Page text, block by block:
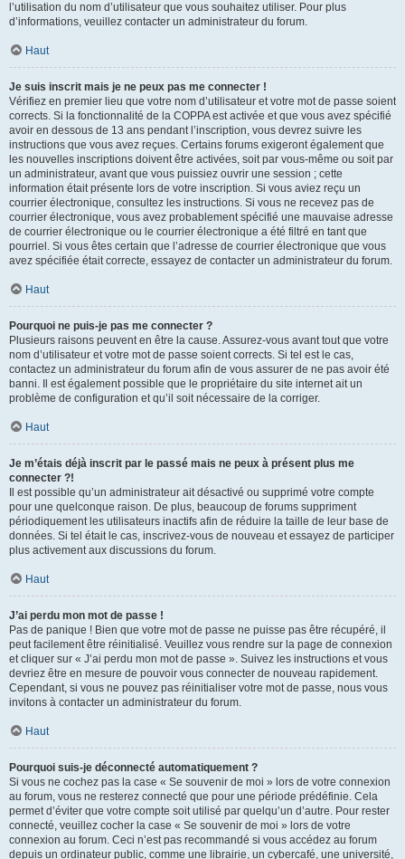
l’utilisation du nom d’utilisateur que vous souhaitez utiliser. Pour plus
d’informations, veuillez contacter un administrateur du forum.
Haut
Je suis inscrit mais je ne peux pas me connecter !
Vérifiez en premier lieu que votre nom d’utilisateur et votre mot de passe soient
corrects. Si la fonctionnalité de la COPPA est activée et que vous avez spécifié
avoir en dessous de 13 ans pendant l’inscription, vous devrez suivre les
instructions que vous avez reçues. Certains forums exigeront également que
les nouvelles inscriptions doivent être activées, soit par vous-même ou soit par
un administrateur, avant que vous puissiez ouvrir une session ; cette
information était présente lors de votre inscription. Si vous aviez reçu un
courrier électronique, consultez les instructions. Si vous ne recevez pas de
courrier électronique, vous avez probablement spécifié une mauvaise adresse
de courrier électronique ou le courrier électronique a été filtré en tant que
pourriel. Si vous êtes certain que l’adresse de courrier électronique que vous
avez spécifiée était correcte, essayez de contacter un administrateur du forum.
Haut
Pourquoi ne puis-je pas me connecter ?
Plusieurs raisons peuvent en être la cause. Assurez-vous avant tout que votre
nom d’utilisateur et votre mot de passe soient corrects. Si tel est le cas,
contactez un administrateur du forum afin de vous assurer de ne pas avoir été
banni. Il est également possible que le propriétaire du site internet ait un
problème de configuration et qu’il soit nécessaire de la corriger.
Haut
Je m’étais déjà inscrit par le passé mais ne peux à présent plus me
connecter ?!
Il est possible qu’un administrateur ait désactivé ou supprimé votre compte
pour une quelconque raison. De plus, beaucoup de forums suppriment
périodiquement les utilisateurs inactifs afin de réduire la taille de leur base de
données. Si tel était le cas, inscrivez-vous de nouveau et essayez de participer
plus activement aux discussions du forum.
Haut
J’ai perdu mon mot de passe !
Pas de panique ! Bien que votre mot de passe ne puisse pas être récupéré, il
peut facilement être réinitialisé. Veuillez vous rendre sur la page de connexion
et cliquer sur « J’ai perdu mon mot de passe ». Suivez les instructions et vous
devriez être en mesure de pouvoir vous connecter de nouveau rapidement.
Cependant, si vous ne pouvez pas réinitialiser votre mot de passe, nous vous
invitons à contacter un administrateur du forum.
Haut
Pourquoi suis-je déconnecté automatiquement ?
Si vous ne cochez pas la case « Se souvenir de moi » lors de votre connexion
au forum, vous ne resterez connecté que pour une période prédéfinie. Cela
permet d’éviter que votre compte soit utilisé par quelqu’un d’autre. Pour rester
connecté, veuillez cocher la case « Se souvenir de moi » lors de votre
connexion au forum. Ceci n’est pas recommandé si vous accédez au forum
depuis un ordinateur public, comme une librairie, un cybercafé, une université,